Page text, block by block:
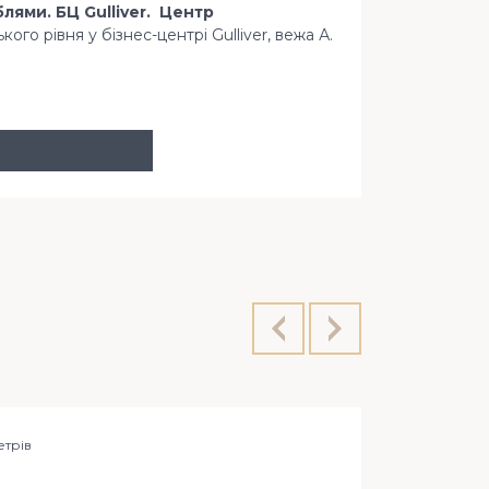
БЦ Gulliver. Центр
рівня у бізнес-центрі Gulliver, вежа А.